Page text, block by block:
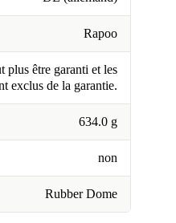
Rapoo
plus être garanti et les
exclus de la garantie.
634.0 g
non
Rubber Dome